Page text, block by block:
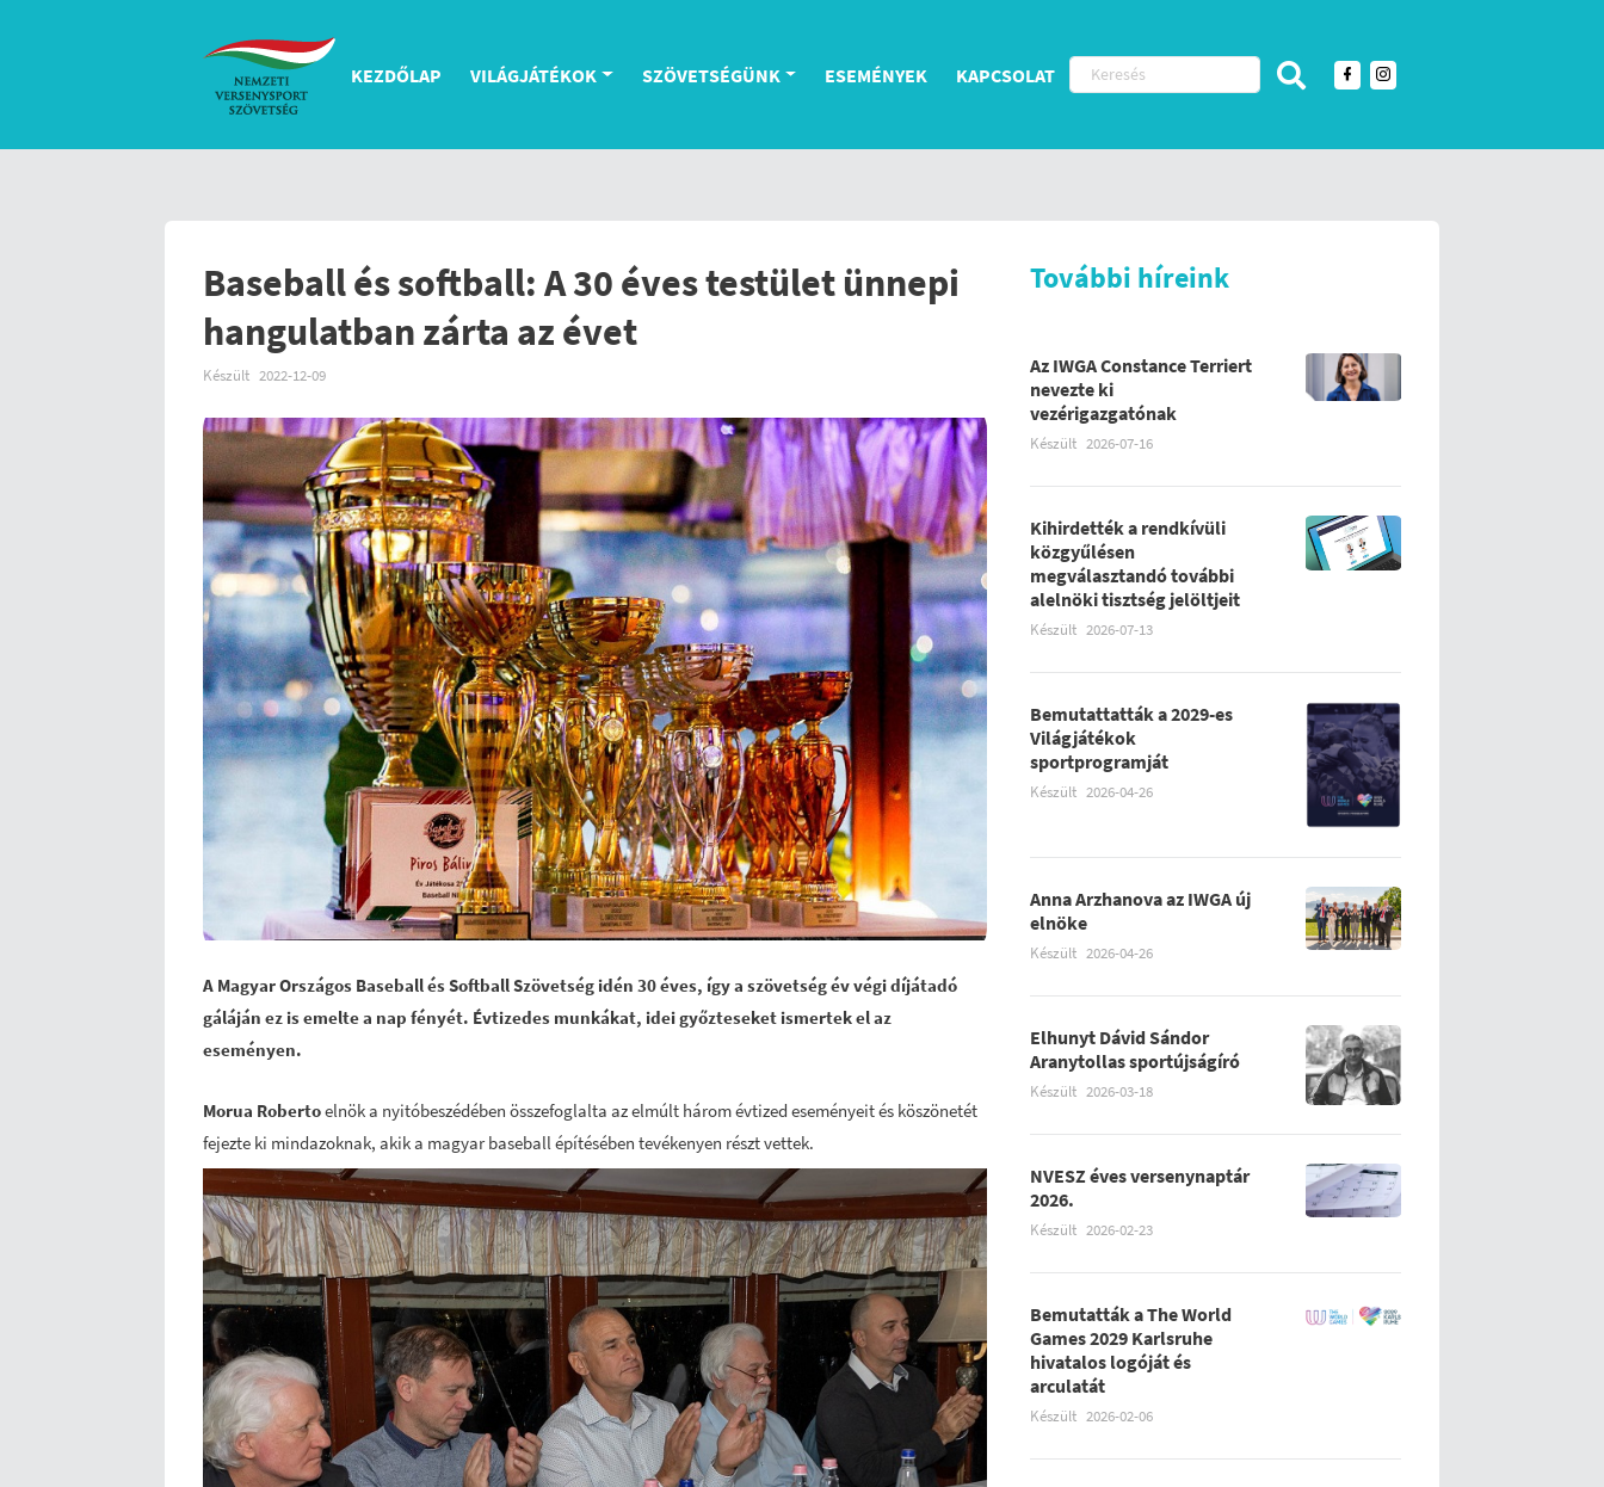
KEZDŐLAP VILÁGJÁTÉKOK SZÖVETSÉGÜNK ESEMÉNYEK KAPCSOLAT
Baseball és softball: A 30 éves testület ünnepi
hangulatban zárta az évet
Készült 2022-12-09
A Magyar Országos Baseball és Softball Szövetség idén 30 éves, így a szövetség év végi díjátadó
gáláján ez is emelte a nap fényét. Évtizedes munkákat, idei győzteseket ismertek el az
eseményen.
Morua Robertoelnök a nyitóbeszédében összefoglalta az elmúlt három évtized eseményeit és köszönetét
fejezte ki mindazoknak, akik a magyar baseball építésében tevékenyen részt vettek.
További híreink
Az IWGA Constance Terriert
nevezte ki
vezérigazgatónak
Készült 2026-07-16
Kihirdették a rendkívüli
közgyűlésen
megválasztandó további
alelnöki tisztség jelöltjeit
Készült 2026-07-13
Bemutattatták a 2029-es
Világjátékok
sportprogramját
Készült 2026-04-26
Anna Arzhanova az IWGA új
elnöke
Készült 2026-04-26
Elhunyt Dávid Sándor
Aranytollas sportújságíró
Készült 2026-03-18
NVESZ éves versenynaptár
2026.
Készült 2026-02-23
Bemutatták a The World
Games 2029 Karlsruhe
hivatalos logóját és
arculatát
Készült 2026-02-06